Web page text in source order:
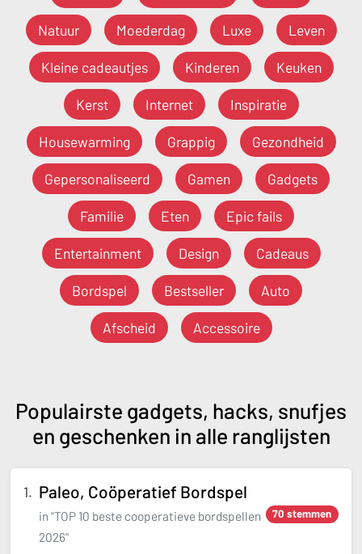
Natuur Moederdag Luxe Leven
Kleine cadeautjes Kinderen Keuken
Kerst Internet Inspiratie
Housewarming Grappig Gezondheid
Gepersonaliseerd Gamen Gadgets
Familie Eten Epic fails
Entertainment Design Cadeaus
Bordspel Bestseller Auto
Afscheid Accessoire
Populairste gadgets, hacks, snufjes
en geschenken in alle ranglijsten
Paleo, Coöperatief Bordspel
in "TOP 10 beste cooperatieve bordspellen
2026"
70 stemmen